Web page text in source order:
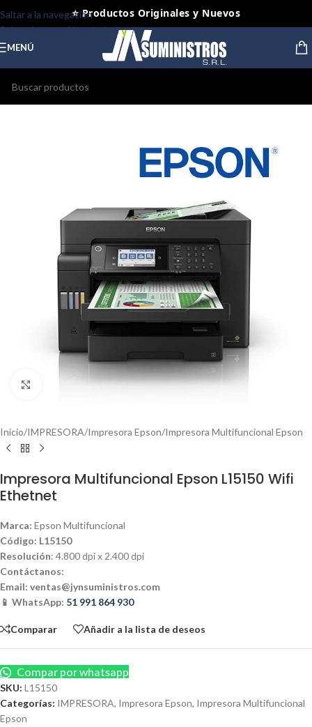
Saltar a la navegación
Saltar al contenido principal
⭐ Productos Originales y Nuevos
MENÚ
Haga clic para ampliar
Inicio/IMPRESORA/Impresora Epson/Impresora Multifuncional Epson
Impresora Multifuncional Epson L15150 Wifi
Ethetnet
Marca: Epson Multifuncional
Código: L15150
Resolución: 4.800 dpi x 2.400 dpi
Contáctanos:
Email: ventas@jynsuministros.com
📱 WhatsApp: 51 991 864 930
Comparar Añadir a la lista de deseos
Compar por whatsapp
SKU: L15150
Categorías: IMPRESORA, Impresora Epson, Impresora Multifuncional
Epson